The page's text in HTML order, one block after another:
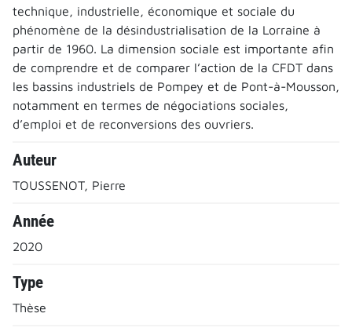
technique, industrielle, économique et sociale du
phénomène de la désindustrialisation de la Lorraine à
partir de 1960. La dimension sociale est importante afin
de comprendre et de comparer l’action de la CFDT dans
les bassins industriels de Pompey et de Pont-à-Mousson,
notamment en termes de négociations sociales,
d’emploi et de reconversions des ouvriers.
Auteur
TOUSSENOT, Pierre
Année
2020
Type
Thèse